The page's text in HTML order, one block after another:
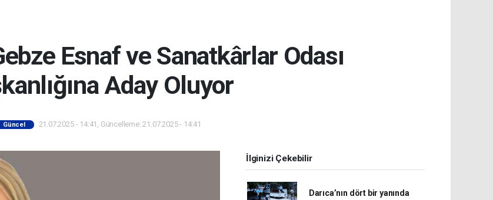
Esnaf ve Sanatkârlar Odası
Aday Oluyor
Güncel 21.07.2025 - 14:41, Güncelleme: 21.07.2025 - 14:41
İlginizi Çekebilir
Darıca’nın dört bir yanında